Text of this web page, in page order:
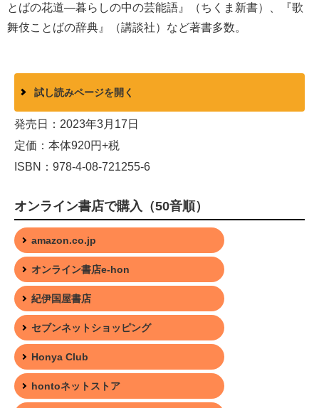
とばの花道―暮らしの中の芸能語』（ちくま新書）、『歌
舞伎ことばの辞典』（講談社）など著書多数。
試し読みページを開く
発売日：2023年3月17日
定価：本体920円+税
ISBN：978-4-08-721255-6
オンライン書店で購入（50音順）
amazon.co.jp
オンライン書店e-hon
紀伊国屋書店
セブンネットショッピング
Honya Club
hontoネットストア